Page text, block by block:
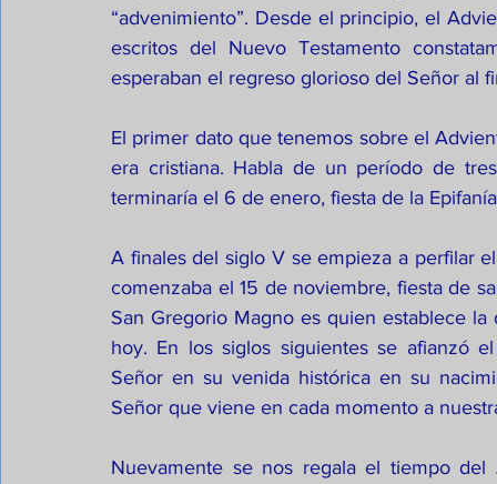
“advenimiento”. Desde el principio, el
escritos del Nuevo Testamento
esperaban el regreso glorioso del Señor al
El primer dato que tenemos sobre el
era cristiana. Habla de un período de
terminaría el 6 de enero, fiesta de la
A finales del siglo V se empieza a perfilar
comenzaba el 15 de noviembre, fiesta de
San Gregorio Magno es quien establece
hoy. En los siglos siguientes se afianzó
Señor en su venida histórica en su
Señor que viene en cada momento a
Nuevamente se nos regala el tiempo del